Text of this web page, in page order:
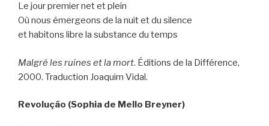
Le jour premier net et plein
Où nous émergeons de la nuit et du silence
et habitons libre la substance du temps
Malgré les ruines et la mort. Éditions de la Différence,
2000. Traduction Joaquim Vidal.
Revolução (Sophia de Mello Breyner)